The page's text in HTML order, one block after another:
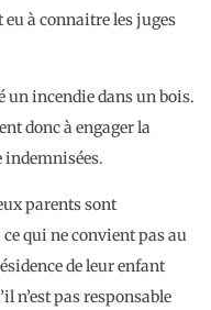
à connaitre les juges
un incendie dans un bois.
donc à engager la
indemnisées.
parents sont
qui ne convient pas au
de leur enfant
n’est pas responsable